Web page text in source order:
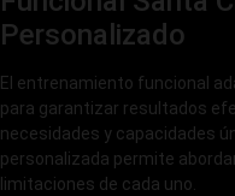
Personalizado
El entrenamiento funcional
para garantizar resultados
necesidades y capacidades
personalizada permite
limitaciones de cada uno.